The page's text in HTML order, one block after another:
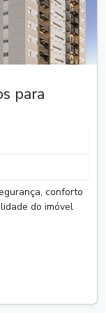
para
conforto
do imóvel